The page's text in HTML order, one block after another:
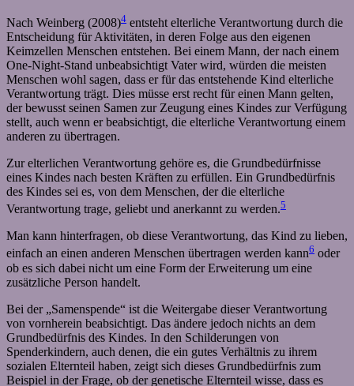
Nach Weinberg (2008)4 entsteht elterliche Verantwortung durch die
Entscheidung für Aktivitäten, in deren Folge aus den eigenen
Keimzellen Menschen entstehen. Bei einem Mann, der nach einem
One-Night-Stand unbeabsichtigt Vater wird, würden die meisten
Menschen wohl sagen, dass er für das entstehende Kind elterliche
Verantwortung trägt. Dies müsse erst recht für einen Mann gelten,
der bewusst seinen Samen zur Zeugung eines Kindes zur Verfügung
stellt, auch wenn er beabsichtigt, die elterliche Verantwortung einem
anderen zu übertragen.
Zur elterlichen Verantwortung gehöre es, die Grundbedürfnisse
eines Kindes nach besten Kräften zu erfüllen. Ein Grundbedürfnis
des Kindes sei es, von dem Menschen, der die elterliche
Verantwortung trage, geliebt und anerkannt zu werden.5
Man kann hinterfragen, ob diese Verantwortung, das Kind zu lieben,
einfach an einen anderen Menschen übertragen werden kann6 oder
ob es sich dabei nicht um eine Form der Erweiterung um eine
zusätzliche Person handelt.
Bei der „Samenspende“ ist die Weitergabe dieser Verantwortung
von vornherein beabsichtigt. Das ändere jedoch nichts an dem
Grundbedürfnis des Kindes. In den Schilderungen von
Spenderkindern, auch denen, die ein gutes Verhältnis zu ihrem
sozialen Elternteil haben, zeigt sich dieses Grundbedürfnis zum
Beispiel in der Frage, ob der genetische Elternteil wisse, dass es